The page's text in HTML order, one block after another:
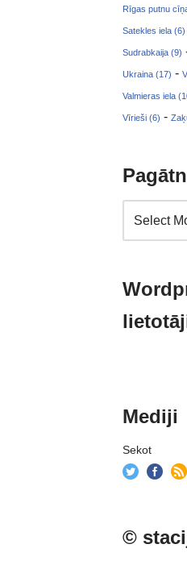
Rīgas putnu
Satekles iela (6)
Sudrabkaija (9)
Ukraina (17) -
Valmieras iela
Vīrieši (6) -
Mediji
Sekot
©